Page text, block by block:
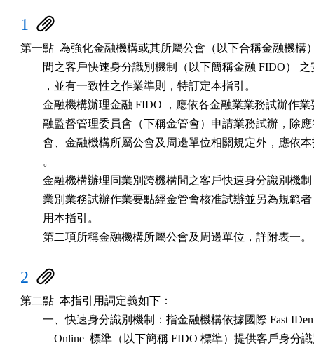
按
鈕
1
第一點  為強化金融機構或其所屬公會（以下合稱金融機構
間之客戶快速身分識別機制（以下簡稱金融 FIDO）
        ，並有一致性之作業準則，特訂定本指引。
金融機構辦理金融 FIDO ，應依各金融業業務試辦作
融監督管理委員會（下稱金管會）申請業務試辦，除
會、金融機構所屬公會及周邊單位相關規定外，應依
        。
金融機構辦理同業別跨機構間之客戶快速身分識別機
業別業務試辦作業要點經金管會核准試辦並另為規範
        用本指引。
        第二項所稱金融機構所屬公會及周邊單位，詳附表一。
2
第二點  本指引用詞定義如下：
一、快速身分識別機制：指金融機構依據國際 Fast
Online  標準（以下簡稱 FIDO 標準）提供客戶身分